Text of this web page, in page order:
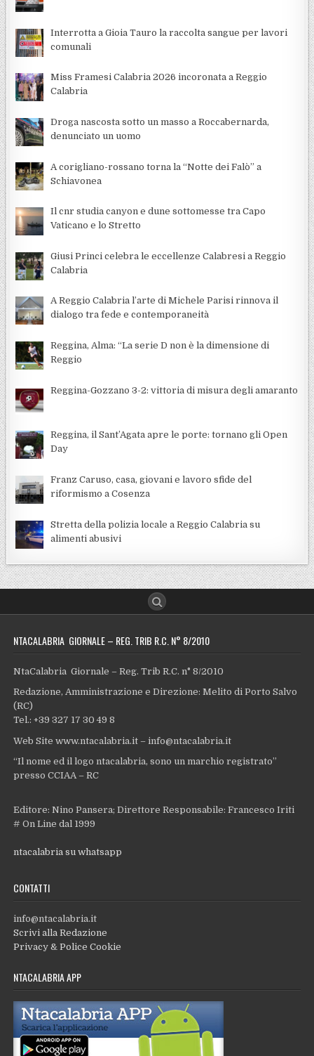
Interrotta a Gioia Tauro la raccolta sangue per lavori
comunali
Miss Framesi Calabria 2026 incoronata a Reggio
Calabria
Droga nascosta sotto un masso a Roccabernarda,
denunciato un uomo
A corigliano-rossano torna la “Notte dei Falò” a
Schiavonea
Il cnr studia canyon e dune sottomesse tra Capo
Vaticano e lo Stretto
Giusi Princi celebra le eccellenze Calabresi a Reggio
Calabria
A Reggio Calabria l’arte di Michele Parisi rinnova il
dialogo tra fede e contemporaneità
Reggina, Alma: “La serie D non è la dimensione di
Reggio
Reggina-Gozzano 3-2: vittoria di misura degli amaranto
Reggina, il Sant’Agata apre le porte: tornano gli Open
Day
Franz Caruso, casa, giovani e lavoro sfide del
riformismo a Cosenza
Stretta della polizia locale a Reggio Calabria su
alimenti abusivi
NTACALABRIA GIORNALE – REG. TRIB R.C. N° 8/2010
NtaCalabria Giornale – Reg. Trib R.C. n° 8/2010
Redazione, Amministrazione e Direzione: Melito di Porto Salvo
(RC)
Tel.: +39 327 17 30 49 8
Web Site www.ntacalabria.it – info@ntacalabria.it
“Il nome ed il logo ntacalabria, sono un marchio registrato”
presso CCIAA – RC
Editore: Nino Pansera; Direttore Responsabile: Francesco Iriti
# On Line dal 1999
ntacalabria su whatsapp
CONTATTI
info@ntacalabria.it
Scrivi alla Redazione
Privacy & Police Cookie
NTACALABRIA APP